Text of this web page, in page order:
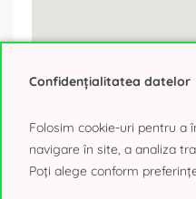
Confidențialitatea datelor
Folosim cookie-uri pentru a
navigare în site, a analiza
Poți alege conform